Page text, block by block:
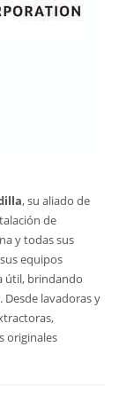
, su aliado de
de
y todas sus
equipos
útil, brindando
Desde lavadoras y
originales